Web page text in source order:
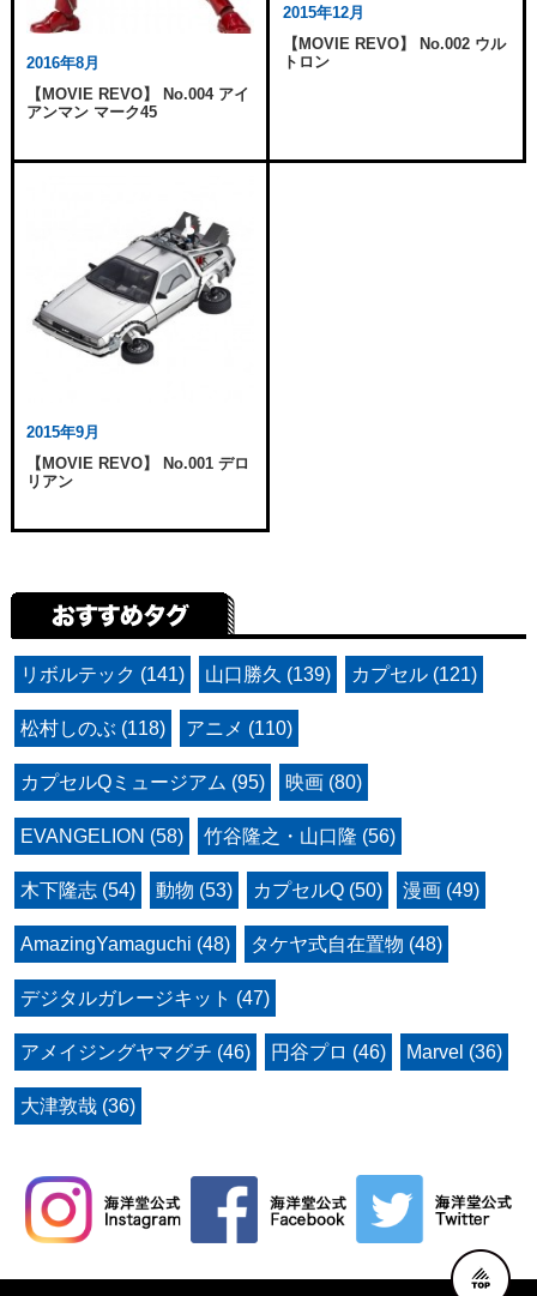
2016年8月
【MOVIE REVO】 No.004 アイ
アンマン マーク45
2015年12月
【MOVIE REVO】 No.002 ウル
トロン
2015年9月
【MOVIE REVO】 No.001 デロ
リアン
リボルテック (141) 山口勝久 (139) カプセル (121)
松村しのぶ (118) アニメ (110)
カプセルQミュージアム (95) 映画 (80)
EVANGELION (58) 竹谷隆之・山口隆 (56)
木下隆志 (54) 動物 (53) カプセルQ (50) 漫画 (49)
AmazingYamaguchi (48) タケヤ式自在置物 (48)
デジタルガレージキット (47)
アメイジングヤマグチ (46) 円谷プロ (46) Marvel (36)
大津敦哉 (36)